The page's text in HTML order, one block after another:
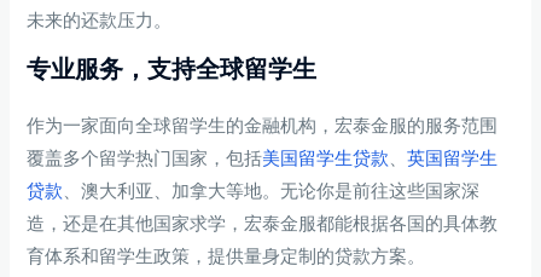
未来的还款压力。
专业服务，支持全球留学生
作为一家面向全球留学生的金融机构，宏泰金服的服务范围
覆盖多个留学热门国家，包括美国留学生贷款、英国留学生
贷款、澳大利亚、加拿大等地。无论你是前往这些国家深
造，还是在其他国家求学，宏泰金服都能根据各国的具体教
育体系和留学生政策，提供量身定制的贷款方案。